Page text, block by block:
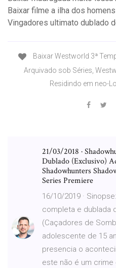
Baixar filme a ilha dos
Vingadores ultimato dublado
Baixar Westworld 3ª
Arquivado sob Séries,
Residindo em neo-
21/03/2018 ·
Dublado (Exclusivo)
Shadowhunters
Series Premiere
16/10/2019 ·
completa e dublada
(Caçadores de
adolescente de 15
presencia o
este não é um